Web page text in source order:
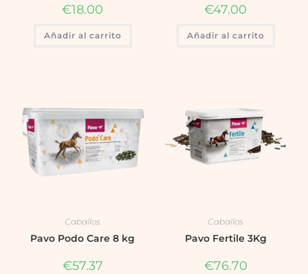
€18.00
Añadir al carrito
€47.00
Añadir al carrito
Caballos
Pavo Podo Care 8 kg
€57.37
Caballos
Pavo Fertile 3Kg
€76.70